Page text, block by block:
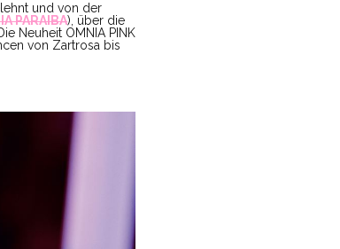
und von der
PARAIBA), über die
Neuheit OMNIA PINK
von Zartrosa bis